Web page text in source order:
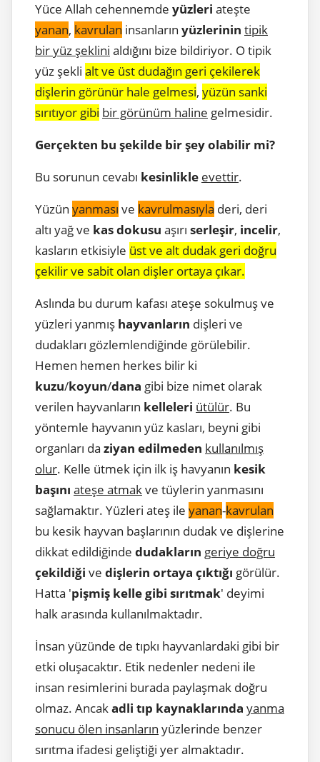
Yüce Allah cehennemde yüzleri ateşte
yanan, kavrulan insanların yüzlerinin tipik
bir yüz şeklini aldığını bize bildiriyor. O tipik
yüz şekli alt ve üst dudağın geri çekilerek
dişlerin görünür hale gelmesi, yüzün sanki
sırıtıyor gibi bir görünüm haline gelmesidir.
Gerçekten bu şekilde bir şey olabilir mi?
Bu sorunun cevabı kesinlikle evettir.
Yüzün yanması ve kavrulmasıyla deri, deri
altı yağ ve kas dokusu aşırı serleşir, incelir,
kasların etkisiyle üst ve alt dudak geri doğru
çekilir ve sabit olan dişler ortaya çıkar.
Aslında bu durum kafası ateşe sokulmuş ve
yüzleri yanmış hayvanların dişleri ve
dudakları gözlemlendiğinde görülebilir.
Hemen hemen herkes bilir ki
kuzu/koyun/dana gibi bize nimet olarak
verilen hayvanların kelleleri ütülür. Bu
yöntemle hayvanın yüz kasları, beyni gibi
organları da ziyan edilmeden kullanılmış
olur. Kelle ütmek için ilk iş havyanın kesik
başını ateşe atmakve tüylerin yanmasını
sağlamaktır. Yüzleri ateş ile yanan-kavrulan
bu kesik hayvan başlarının dudak ve dişlerine
dikkat edildiğinde dudakların geriye doğru
çekildiği ve dişlerin ortaya çıktığı görülür.
Hatta 'pişmiş kelle gibi sırıtmak' deyimi
halk arasında kullanılmaktadır.
İnsan yüzünde de tıpkı hayvanlardaki gibi bir
etki oluşacaktır. Etik nedenler nedeni ile
insan resimlerini burada paylaşmak doğru
olmaz. Ancakadli tıp kaynaklarında yanma
sonucu ölen insanların yüzlerinde benzer
sırıtma ifadesi geliştiği yer almaktadır.